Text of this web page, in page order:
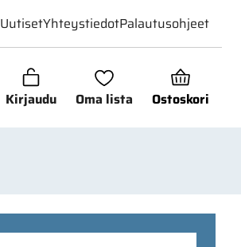
Kirjaudu Oma lista Ostoskori
UutisetYhteystiedotPalautusohjeet